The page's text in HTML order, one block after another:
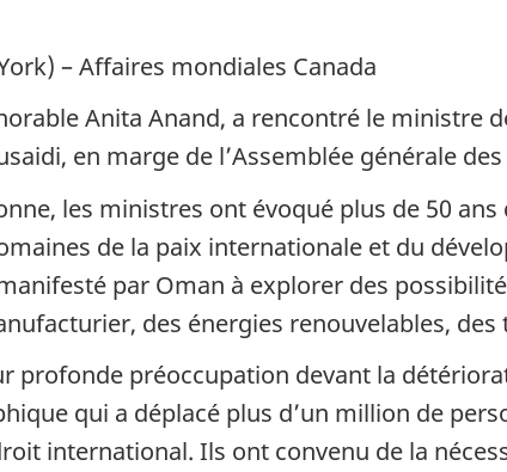
– Affaires mondiales Canada
Anita Anand, a rencontré le ministre
en marge de l’Assemblée générale
les ministres ont évoqué plus de 50
de la paix internationale et du
par Oman à explorer des
des énergies renouvelables,
profonde préoccupation devant la
qui a déplacé plus d’un million de
international. Ils ont convenu de la